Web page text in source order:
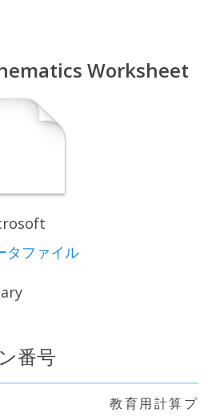
Worksheet
タファイル
番号
教育用計算プ